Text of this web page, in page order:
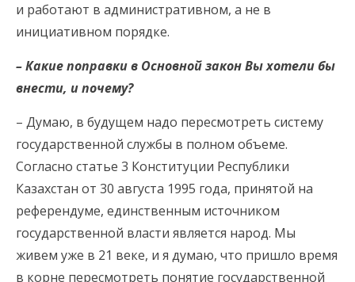
и работают в административном, а не в
инициативном порядке.
– Какие поправки в Основной закон Вы хотели бы
внести, и почему?
– Думаю, в будущем надо пересмотреть систему
государственной службы в полном объеме.
Согласно статье 3 Конституции Республики
Казахстан от 30 августа 1995 года, принятой на
референдуме, единственным источником
государственной власти является народ. Мы
живем уже в 21 веке, и я думаю, что пришло время
в корне пересмотреть понятие государственной